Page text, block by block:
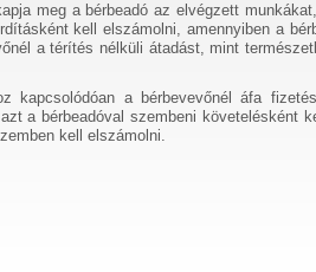
meg a bérbeadó az elvégzett
kell elszámolni, amennyiben a
a térítés nélküli átadást, mint
kapcsolódóan a bérbevevőnél áfa
a bérbeadóval szembeni
kell elszámolni.